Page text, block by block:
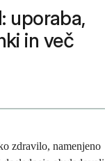
uporaba,
in več
zdravilo, namenjeno